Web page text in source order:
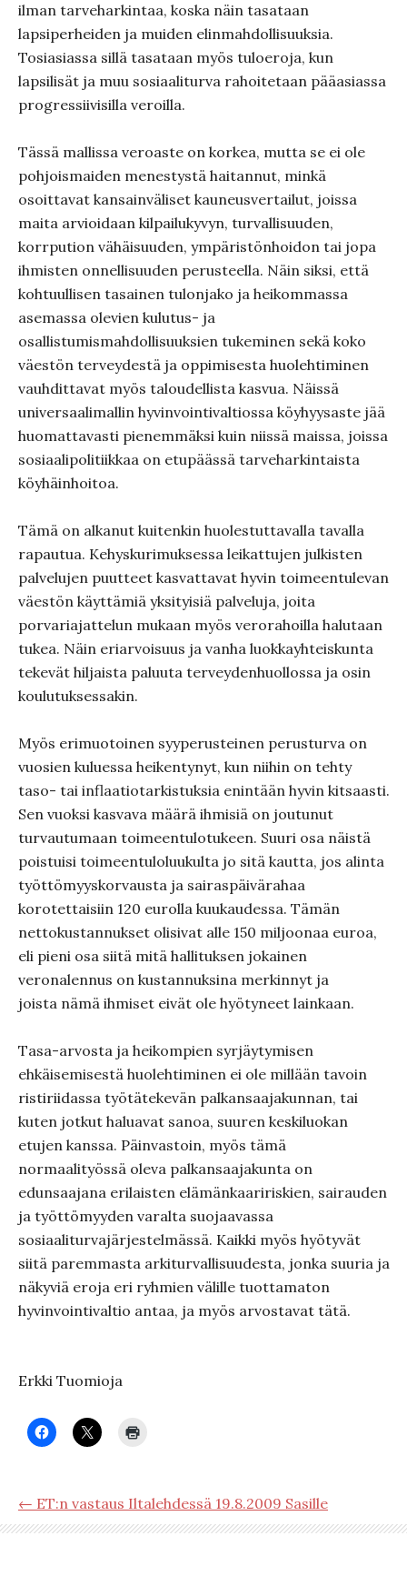
ilman tarveharkintaa, koska näin tasataan
lapsiperheiden ja muiden elinmahdollisuuksia.
Tosiasiassa sillä tasataan myös tuloeroja, kun
lapsilisät ja muu sosiaaliturva rahoitetaan pääasiassa
progressiivisilla veroilla.
Tässä mallissa veroaste on korkea, mutta se ei ole
pohjoismaiden menestystä haitannut, minkä
osoittavat kansainväliset kauneusvertailut, joissa
maita arvioidaan kilpailukyvyn, turvallisuuden,
korrpution vähäisuuden, ympäristönhoidon tai jopa
ihmisten onnellisuuden perusteella. Näin siksi, että
kohtuullisen tasainen tulonjako ja heikommassa
asemassa olevien kulutus- ja
osallistumismahdollisuuksien tukeminen sekä koko
väestön terveydestä ja oppimisesta huolehtiminen
vauhdittavat myös taloudellista kasvua. Näissä
universaalimallin hyvinvointivaltiossa köyhyysaste jää
huomattavasti pienemmäksi kuin niissä maissa, joissa
sosiaalipolitiikkaa on etupäässä tarveharkintaista
köyhäinhoitoa.
Tämä on alkanut kuitenkin huolestuttavalla tavalla
rapautua. Kehyskurimuksessa leikattujen julkisten
palvelujen puutteet kasvattavat hyvin toimeentulevan
väestön käyttämiä yksityisiä palveluja, joita
porvariajattelun mukaan myös verorahoilla halutaan
tukea. Näin eriarvoisuus ja vanha luokkayhteiskunta
tekevät hiljaista paluuta terveydenhuollossa ja osin
koulutuksessakin.
Myös erimuotoinen syyperusteinen perusturva on
vuosien kuluessa heikentynyt, kun niihin on tehty
taso- tai inflaatiotarkistuksia enintään hyvin kitsaasti.
Sen vuoksi kasvava määrä ihmisiä on joutunut
turvautumaan toimeentulotukeen. Suuri osa näistä
poistuisi toimeentuloluukulta jo sitä kautta, jos alinta
työttömyyskorvausta ja sairaspäivärahaa
korotettaisiin 120 eurolla kuukaudessa. Tämän
nettokustannukset olisivat alle 150 miljoonaa euroa,
eli pieni osa siitä mitä hallituksen jokainen
veronalennus on kustannuksina merkinnyt ja
joista nämä ihmiset eivät ole hyötyneet lainkaan.
Tasa-arvosta ja heikompien syrjäytymisen
ehkäisemisestä huolehtiminen ei ole millään tavoin
ristiriidassa työtätekevän palkansaajakunnan, tai
kuten jotkut haluavat sanoa, suuren keskiluokan
etujen kanssa. Päinvastoin, myös tämä
normaalityössä oleva palkansaajakunta on
edunsaajana erilaisten elämänkaaririskien, sairauden
ja työttömyyden varalta suojaavassa
sosiaaliturvajärjestelmässä. Kaikki myös hyötyvät
siitä paremmasta arkiturvallisuudesta, jonka suuria ja
näkyviä eroja eri ryhmien välille tuottamaton
hyvinvointivaltio antaa, ja myös arvostavat tätä.
Erkki Tuomioja
← ET:n vastaus Iltalehdessä 19.8.2009 Sasille